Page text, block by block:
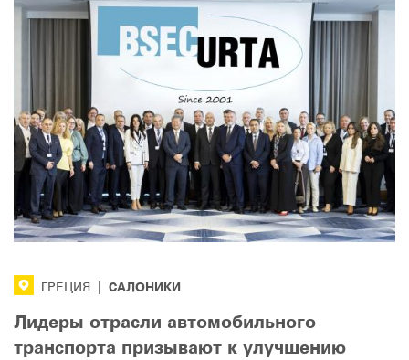
ГРЕЦИЯ САЛОНИКИ
Лидеры отрасли автомобильного
транспорта призывают к улучшению